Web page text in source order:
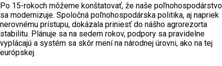
Po 15-rokoch môžeme konštatovať, že naše poľnohospodárstvo
sa modernizuje. Spoločná poľnohospodárska politika, aj napriek
nerovnému prístupu, dokázala priniesť do nášho agrorezorta
stabilitu. Plánuje sa na sedem rokov, podpory sa pravidelne
vyplácajú a systém sa skôr mení na národnej úrovni, ako na tej
európskej.